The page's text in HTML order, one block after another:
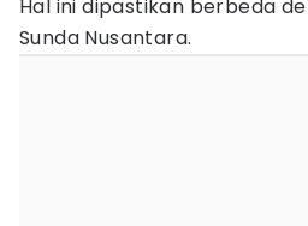
Hal ini dipastikan berbeda
Sunda Nusantara.